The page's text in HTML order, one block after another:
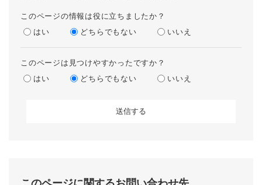
このページの情報は役に立ちましたか？
はい
どちらでもない いいえ
このページは見つけやすかったですか？
はい
どちらでもない いいえ